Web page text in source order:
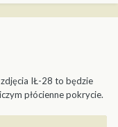
IŁ-28 to będzie
płócienne pokrycie.